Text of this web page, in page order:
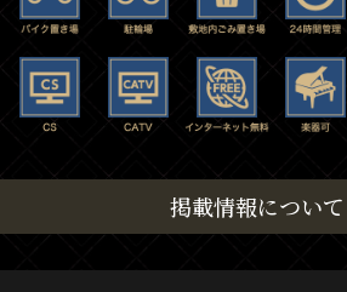
掲載情報について